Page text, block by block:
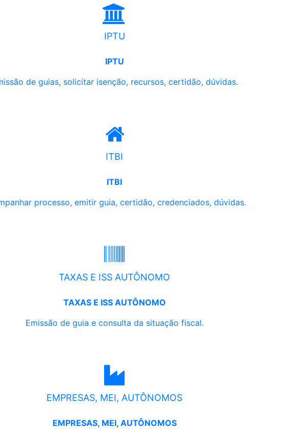
IPTU
IPTU
de guias, solicitar isenção, recursos, certidão, dúvidas.
ITBI
ITBI
processo, emitir guia, certidão, credenciados, dúvidas.
TAXAS E ISS AUTÔNOMO
TAXAS E ISS AUTÔNOMO
Emissão de guia e consulta da situação fiscal.
EMPRESAS, MEI, AUTÔNOMOS
EMPRESAS, MEI, AUTÔNOMOS